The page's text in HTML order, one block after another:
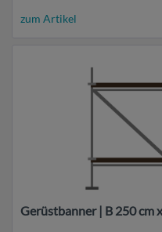
zum Artikel
Gerüstbanner | B 250 cm